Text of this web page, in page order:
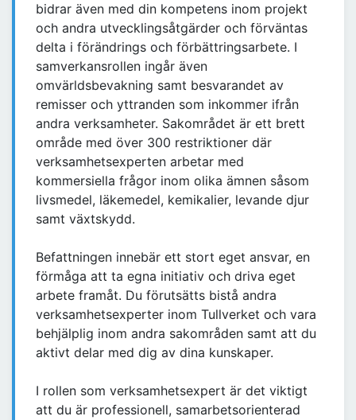
bidrar även med din kompetens inom projekt
och andra utvecklingsåtgärder och förväntas
delta i förändrings och förbättringsarbete. I
samverkansrollen ingår även
omvärldsbevakning samt besvarandet av
remisser och yttranden som inkommer ifrån
andra verksamheter. Sakområdet är ett brett
område med över 300 restriktioner där
verksamhetsexperten arbetar med
kommersiella frågor inom olika ämnen såsom
livsmedel, läkemedel, kemikalier, levande djur
samt växtskydd.
Befattningen innebär ett stort eget ansvar, en
förmåga att ta egna initiativ och driva eget
arbete framåt. Du förutsätts bistå andra
verksamhetsexperter inom Tullverket och vara
behjälplig inom andra sakområden samt att du
aktivt delar med dig av dina kunskaper.
I rollen som verksamhetsexpert är det viktigt
att du är professionell, samarbetsorienterad